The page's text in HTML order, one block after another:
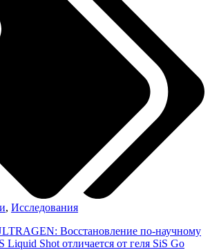
, Исследования
Восстановление по-научному
Liquid Shot отличается от геля SiS Go